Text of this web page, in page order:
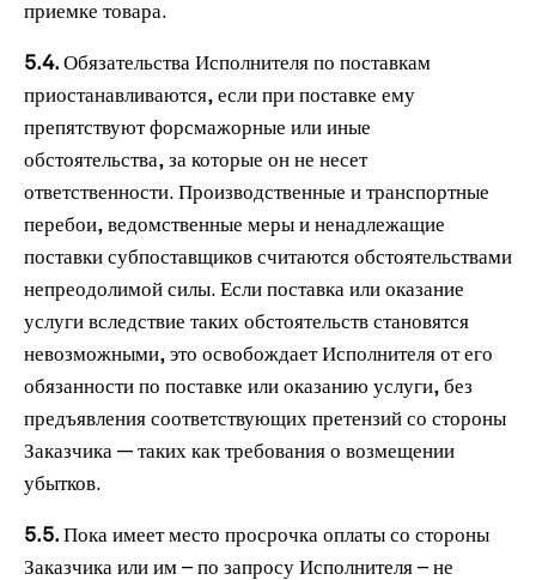
приемке товара.
5.4. Обязательства Исполнителя по поставкам
приостанавливаются, если при поставке ему
препятствуют форсмажорные или иные
обстоятельства, за которые он не несет
ответственности. Производственные и транспортные
перебои, ведомственные меры и ненадлежащие
поставки субпоставщиков считаются обстоятельствами
непреодолимой силы. Если поставка или оказание
услуги вследствие таких обстоятельств становятся
невозможными, это освобождает Исполнителя от его
обязанности по поставке или оказанию услуги, без
предъявления соответствующих претензий со стороны
Заказчика — таких как требования о возмещении
убытков.
5.5. Пока имеет место просрочка оплаты со стороны
Заказчика или им – по запросу Исполнителя – не